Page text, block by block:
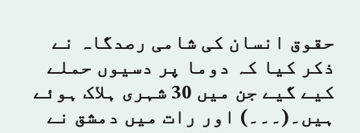
حقوق انسان کی شامی رصدگاہ نے
ذکر کیا کہ دوما پر دسیوں حملے
کیے گیے جن میں 30 شہری ہلاک ہوئے
ہیں۔(۔۔۔) اور رات میں دمشق نے